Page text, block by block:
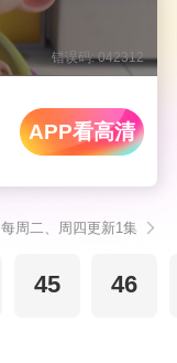
错误码: 042312
APP看高清
每周二、周四更新1集
45 46